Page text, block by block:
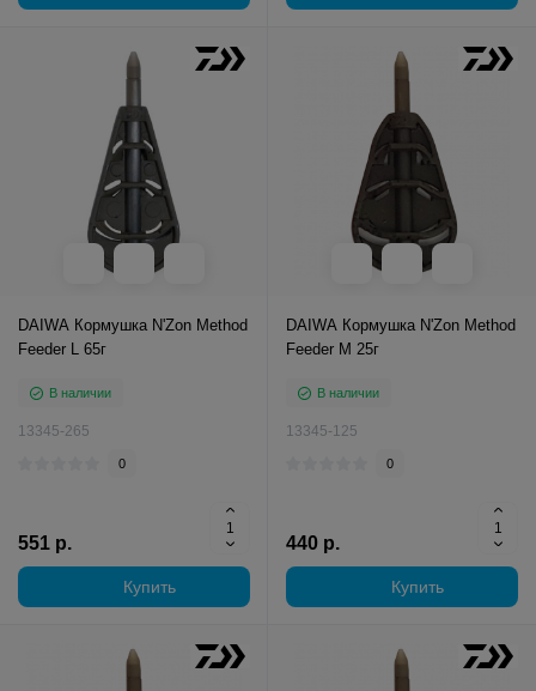
DAIWA Кормушка N'Zon Method
Feeder L 65г
В наличии
13345-265
0
551 р.
Купить
DAIWA Кормушка N'Zon Method
Feeder M 25г
В наличии
13345-125
0
440 р.
Купить